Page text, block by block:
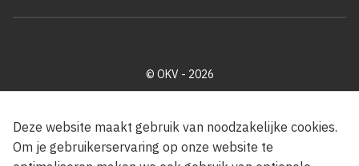
© OKV - 2026
Deze website maakt gebruik van noodzakelijke cookies.
Om je gebruikerservaring op onze website te